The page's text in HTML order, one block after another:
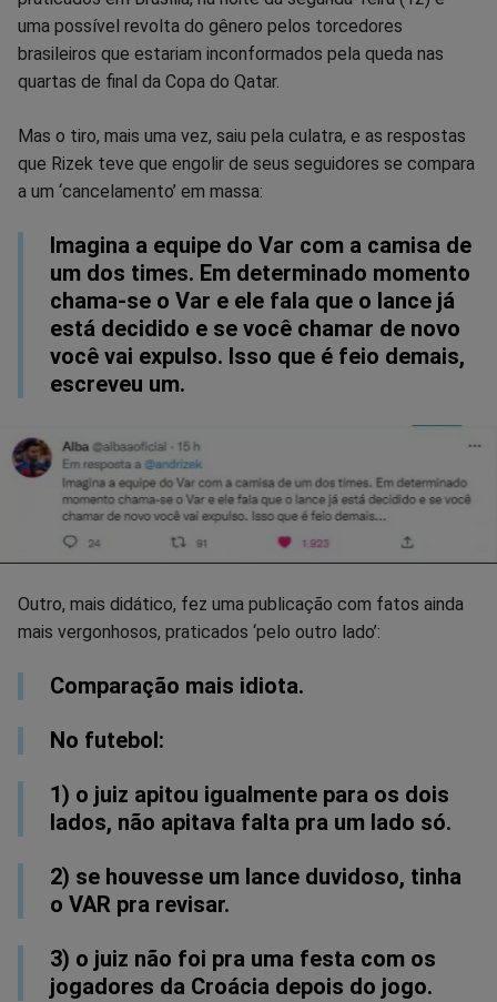
uma possível revolta do gênero pelos torcedores
brasileiros que estariam inconformados pela queda nas
quartas de final da Copa do Qatar.
Mas o tiro, mais uma vez, saiu pela culatra, e as respostas
que Rizek teve que engolir de seus seguidores se compara
a um ‘cancelamento’ em massa:
Imagina a equipe do Var com a camisa de
um dos times. Em determinado momento
chama-se o Var e ele fala que o lance já
está decidido e se você chamar de novo
você vai expulso. Isso que é feio demais,
escreveu um.
Outro, mais didático, fez uma publicação com fatos ainda
mais vergonhosos, praticados ‘pelo outro lado’:
Comparação mais idiota.
No futebol:
1) o juiz apitou igualmente para os dois
lados, não apitava falta pra um lado só.
2) se houvesse um lance duvidoso, tinha
o VAR pra revisar.
3) o juiz não foi pra uma festa com os
jogadores da Croácia depois do jogo.